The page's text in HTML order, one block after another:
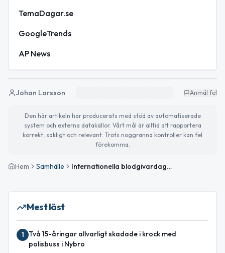
TemaDagar.se
GoogleTrends
AP News
Johan Larsson Anmäl fel
Den här artikeln har producerats med stöd av automatiserade
system och externa datakällor. Vårt mål är alltid att rapportera
korrekt, sakligt och relevant. Trots noggranna kontroller kan fel
förekomma.
Hem Samhälle Internationella blodgivardagen uppmärksammas – regnig lördag i Nybro
Mest läst
1
Två 15-åringar allvarligt skadade i krock med
polisbuss i Nybro